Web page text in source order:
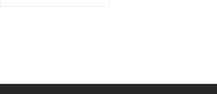
izolační práce, zejména v oblasti